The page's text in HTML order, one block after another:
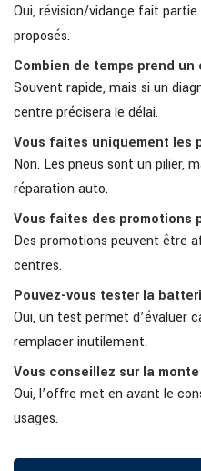
Oui, révision/vidange fait
proposés.
Combien de temps prend
Souvent rapide, mais si un
centre précisera le délai.
Vous faites uniquement les
Non. Les pneus sont un pilier,
réparation auto.
Vous faites des promotions
Des promotions peuvent être
centres.
Pouvez-vous tester la
Oui, un test permet d’évaluer
remplacer inutilement.
Vous conseillez sur la
Oui, l’offre met en avant le
usages.